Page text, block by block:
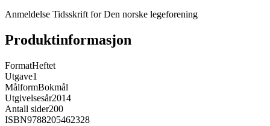
Anmeldelse Tidsskrift for Den norske legeforening
Produktinformasjon
FormatHeftet
Utgave1
MålformBokmål
Utgivelsesår2014
Antall sider200
ISBN9788205462328